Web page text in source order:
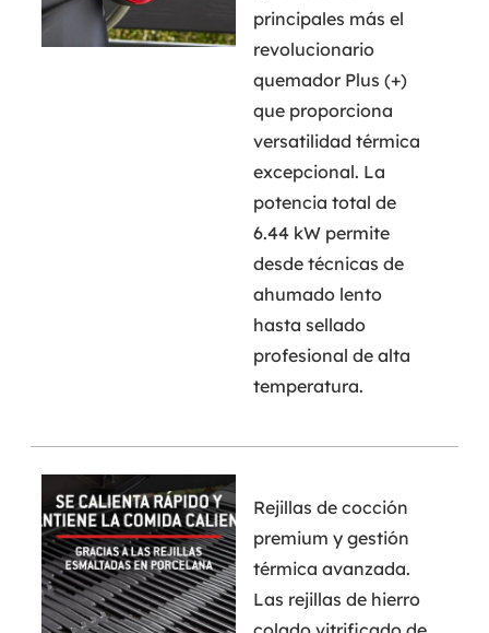
principales más el
revolucionario
quemador Plus (+)
que proporciona
versatilidad térmica
excepcional. La
potencia total de
6.44 kW permite
desde técnicas de
ahumado lento
hasta sellado
profesional de alta
temperatura.
Rejillas de cocción
premium y gestión
térmica avanzada.
Las rejillas de hierro